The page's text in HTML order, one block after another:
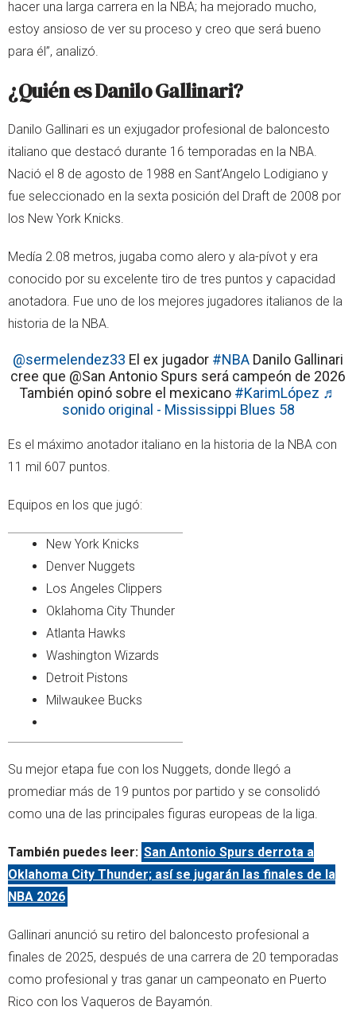
hacer una larga carrera en la NBA; ha mejorado mucho,
estoy ansioso de ver su proceso y creo que será bueno
para él”, analizó.
¿Quién es Danilo Gallinari?
Danilo Gallinari es un exjugador profesional de baloncesto
italiano que destacó durante 16 temporadas en la NBA.
Nació el 8 de agosto de 1988 en Sant’Angelo Lodigiano y
fue seleccionado en la sexta posición del Draft de 2008 por
los New York Knicks.
Medía 2.08 metros, jugaba como alero y ala-pívot y era
conocido por su excelente tiro de tres puntos y capacidad
anotadora. Fue uno de los mejores jugadores italianos de la
historia de la NBA.
@sermelendez33 El ex jugador #NBA Danilo Gallinari
cree que @San Antonio Spurs será campeón de 2026
También opinó sobre el mexicano #KarimLópez ♬
sonido original - Mississippi Blues 58
Es el máximo anotador italiano en la historia de la NBA con
11 mil 607 puntos.
Equipos en los que jugó:
New York Knicks
Denver Nuggets
Los Angeles Clippers
Oklahoma City Thunder
Atlanta Hawks
Washington Wizards
Detroit Pistons
Milwaukee Bucks
Su mejor etapa fue con los Nuggets, donde llegó a
promediar más de 19 puntos por partido y se consolidó
como una de las principales figuras europeas de la liga.
También puedes leer: San Antonio Spurs derrota a
Oklahoma City Thunder; así se jugarán las finales de la
NBA 2026
Gallinari anunció su retiro del baloncesto profesional a
finales de 2025, después de una carrera de 20 temporadas
como profesional y tras ganar un campeonato en Puerto
Rico con los Vaqueros de Bayamón.